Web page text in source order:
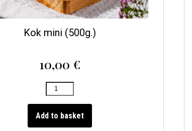
Kok mini (500g.)
10,00 €
Add to basket